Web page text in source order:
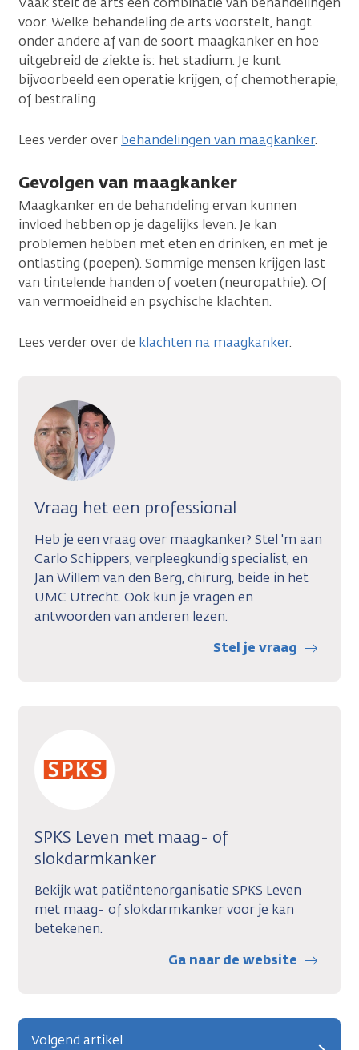
voor. Welke behandeling de arts voorstelt, hangt
onder andere af van de soort maagkanker en hoe
uitgebreid de ziekte is: het stadium. Je kunt
bijvoorbeeld een operatie krijgen, of chemotherapie,
of bestraling.
Lees verder over behandelingen van maagkanker.
Gevolgen van maagkanker
Maagkanker en de behandeling ervan kunnen
invloed hebben op je dagelijks leven. Je kan
problemen hebben met eten en drinken, en met je
ontlasting (poepen). Sommige mensen krijgen last
van tintelende handen of voeten (neuropathie). Of
van vermoeidheid en psychische klachten.
Lees verder over de klachten na maagkanker.
Vraag het een professional
Heb je een vraag over maagkanker? Stel 'm aan
Carlo Schippers, verpleegkundig specialist, en
Jan Willem van den Berg, chirurg, beide in het
UMC Utrecht. Ook kun je vragen en
antwoorden van anderen lezen.
Stel je vraag
SPKS Leven met maag- of
slokdarmkanker
Bekijk wat patiëntenorganisatie SPKS Leven
met maag- of slokdarmkanker voor je kan
betekenen.
Ga naar de website
Volgend artikel